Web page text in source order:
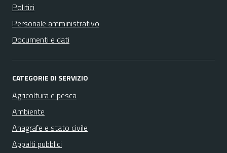
Politici
Personale amministrativo
Documenti e dati
CATEGORIE DI SERVIZIO
Agricoltura e pesca
Ambiente
Anagrafe e stato civile
Appalti pubblici